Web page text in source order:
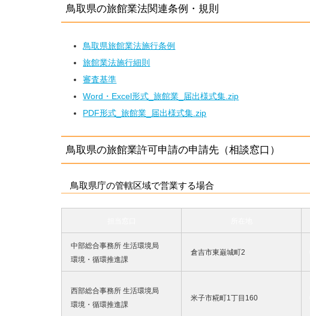
鳥取県の旅館業法関連条例・規則
鳥取県旅館業法施行条例
旅館業法施行細則
審査基準
Word・Excel形式_旅館業_届出様式集.zip
PDF形式_旅館業_届出様式集.zip
鳥取県の旅館業許可申請の申請先（相談窓口）
鳥取県庁の管轄区域で営業する場合
中部総合事務所 生活環境局
環境・循環推進課
倉吉市東巌城町2
西部総合事務所 生活環境局
環境・循環推進課
米子市糀町1丁目160